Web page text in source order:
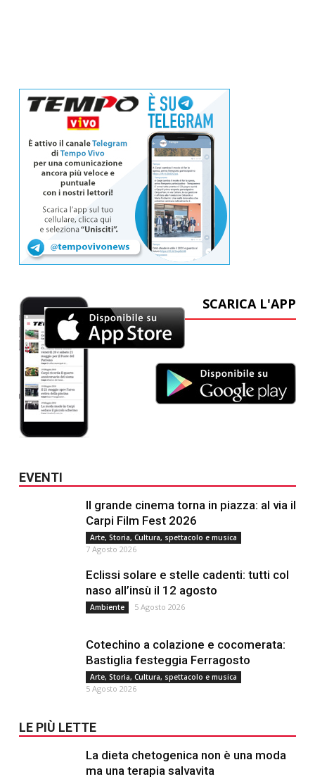
SCARICA L'APP
EVENTI
Il grande cinema torna in piazza: al via il
Carpi Film Fest 2026
Arte, Storia, Cultura, spettacolo e musica
7 Agosto 2026
Eclissi solare e stelle cadenti: tutti col
naso all’insù il 12 agosto
Ambiente 5 Agosto 2026
Cotechino a colazione e cocomerata:
Bastiglia festeggia Ferragosto
Arte, Storia, Cultura, spettacolo e musica
5 Agosto 2026
LE PIÙ LETTE
La dieta chetogenica non è una moda
ma una terapia salvavita